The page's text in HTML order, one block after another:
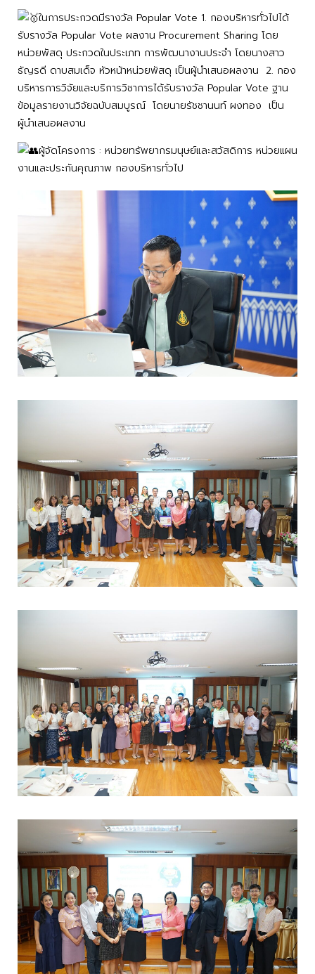
ในการประกวดมีรางวัล Popular Vote 1. กองบริหารทั่วไปได้
รับรางวัล Popular Vote ผลงาน Procurement Sharing โดย
หน่วยพัสดุ ประกวดในประเภท การพัฒนางานประจำ โดยนางสาว
ธัญรดี ดาบสมเด็จ หัวหน้าหน่วยพัสดุ เป็นผู้นำเสนอผลงาน 2. กอง
บริหารการวิจัยและบริการวิชาการได้รับรางวัล Popular Vote ฐาน
ข้อมูลรายงานวิจัยฉบับสมบูรณ์ โดยนายรัชชานนท์ ผงทอง เป็น
ผู้นำเสนอผลงาน
ผู้จัดโครงการ : หน่วยทรัพยากรมนุษย์และสวัสดิการ หน่วยแผน
งานและประกันคุณภาพ กองบริหารทั่วไป